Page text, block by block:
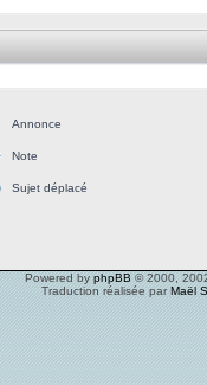
Annonce
Note
Sujet déplacé
Powered by phpBB © 2000,
Traduction réalisée parMaël